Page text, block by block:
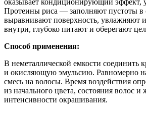
оказывает кондиционирующий эффект,
Протеины риса — заполняют пустоты в
выравнивают поверхность, увлажняют
внутри, глубоко питают и оберегают
Способ применения:
В неметаллической емкости соединить
и окисляющую эмульсию. Равномерно
смесь на волосы. Время воздействия
из начального цвета, состояния волос и
интенсивности окрашивания.